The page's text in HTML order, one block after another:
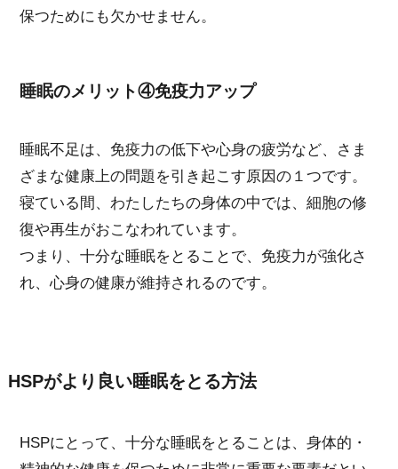
保つためにも欠かせません。
睡眠のメリット④免疫力アップ
睡眠不足は、免疫力の低下や心身の疲労など、さま
ざまな健康上の問題を引き起こす原因の１つです。
寝ている間、わたしたちの身体の中では、細胞の修
復や再生がおこなわれています。
つまり、十分な睡眠をとることで、免疫力が強化さ
れ、心身の健康が維持されるのです。
HSPがより良い睡眠をとる方法
HSPにとって、十分な睡眠をとることは、身体的・